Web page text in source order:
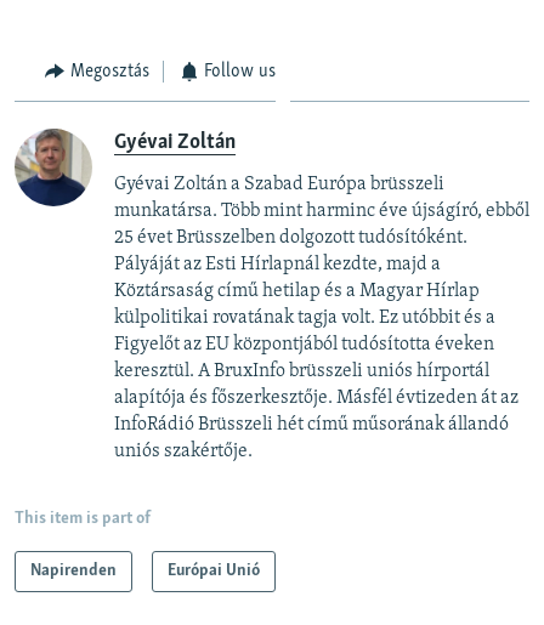
Megosztás Follow us
Gyévai Zoltán
Gyévai Zoltán a Szabad Európa brüsszeli
munkatársa. Több mint harminc éve újságíró, ebből
25 évet Brüsszelben dolgozott tudósítóként.
Pályáját az Esti Hírlapnál kezdte, majd a
Köztársaság című hetilap és a Magyar Hírlap
külpolitikai rovatának tagja volt. Ez utóbbit és a
Figyelőt az EU központjából tudósította éveken
keresztül. A BruxInfo brüsszeli uniós hírportál
alapítója és főszerkesztője. Másfél évtizeden át az
InfoRádió Brüsszeli hét című műsorának állandó
uniós szakértője.
This item is part of
Napirenden Európai Unió